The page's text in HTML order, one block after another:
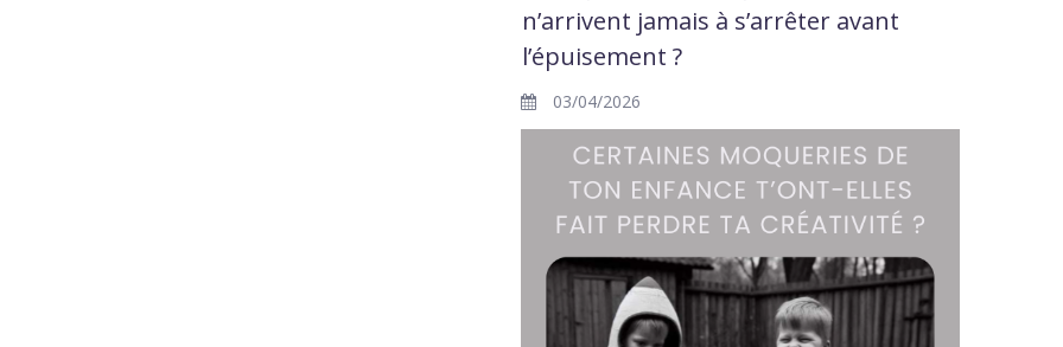
n’arrivent jamais à s’arrêter avant
l’épuisement ?
03/04/2026